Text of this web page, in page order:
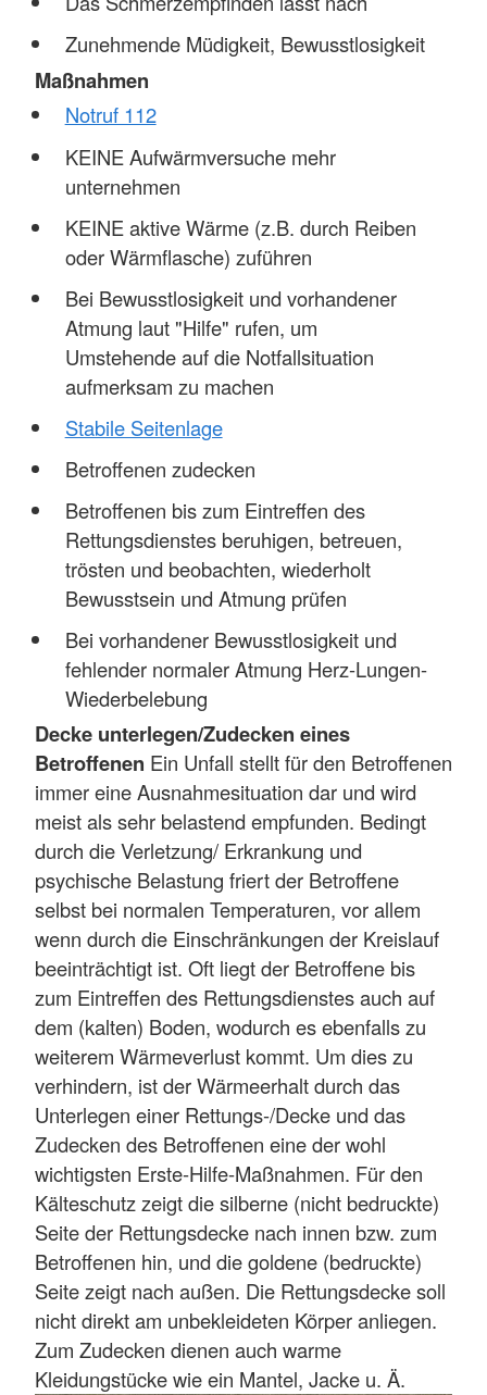
Zunehmende Müdigkeit, Bewusstlosigkeit
Maßnahmen
Notruf 112
KEINE Aufwärmversuche mehr
unternehmen
KEINE aktive Wärme (z.B. durch Reiben
oder Wärmflasche) zuführen
Bei Bewusstlosigkeit und vorhandener
Atmung laut "Hilfe" rufen, um
Umstehende auf die Notfallsituation
aufmerksam zu machen
Stabile Seitenlage
Betroffenen zudecken
Betroffenen bis zum Eintreffen des
Rettungsdienstes beruhigen, betreuen,
trösten und beobachten, wiederholt
Bewusstsein und Atmung prüfen
Bei vorhandener Bewusstlosigkeit und
fehlender normaler Atmung Herz-Lungen-
Wiederbelebung
Decke unterlegen/Zudecken eines
Betroffenen Ein Unfall stellt für den Betroffenen
immer eine Ausnahmesituation dar und wird
meist als sehr belastend empfunden. Bedingt
durch die Verletzung/ Erkrankung und
psychische Belastung friert der Betroffene
selbst bei normalen Temperaturen, vor allem
wenn durch die Einschränkungen der Kreislauf
beeinträchtigt ist. Oft liegt der Betroffene bis
zum Eintreffen des Rettungsdienstes auch auf
dem (kalten) Boden, wodurch es ebenfalls zu
weiterem Wärmeverlust kommt. Um dies zu
verhindern, ist der Wärmeerhalt durch das
Unterlegen einer Rettungs-/Decke und das
Zudecken des Betroffenen eine der wohl
wichtigsten Erste-Hilfe-Maßnahmen. Für den
Kälteschutz zeigt die silberne (nicht bedruckte)
Seite der Rettungsdecke nach innen bzw. zum
Betroffenen hin, und die goldene (bedruckte)
Seite zeigt nach außen. Die Rettungsdecke soll
nicht direkt am unbekleideten Körper anliegen.
Zum Zudecken dienen auch warme
Kleidungstücke wie ein Mantel, Jacke u. Ä.